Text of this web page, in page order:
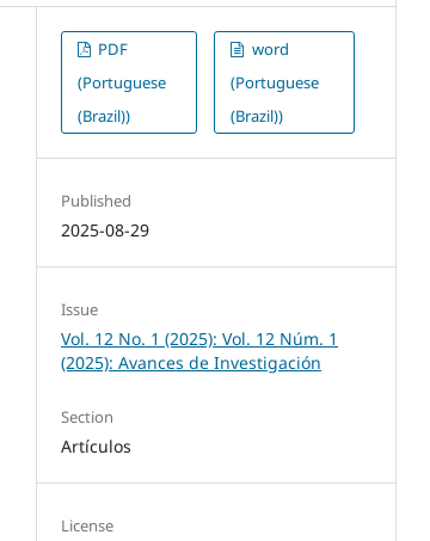
PDF
(Portuguese
(Brazil))
word
(Portuguese
(Brazil))
Published
2025-08-29
Issue
Vol. 12 No. 1 (2025): Vol. 12 Núm. 1
(2025): Avances de Investigación
Section
Artículos
License